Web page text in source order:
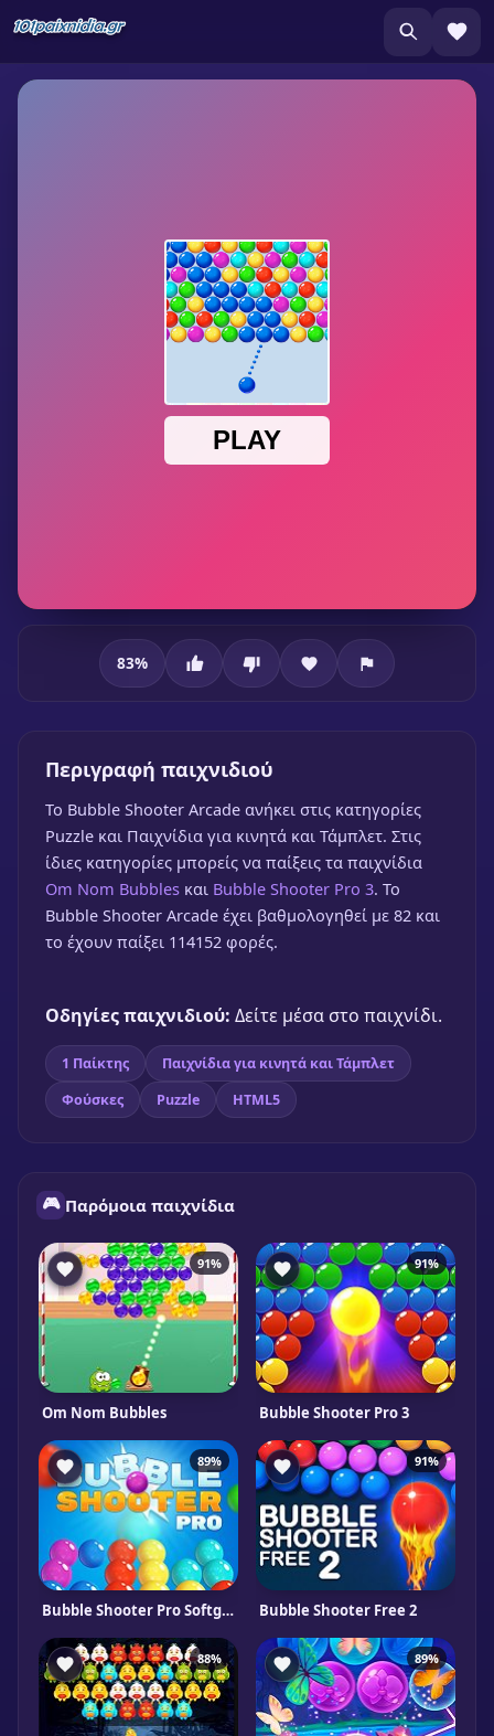
Bubble Shooter Arcade
★83% 🎮 1 Παίκτης
83%
Περιγραφή παιχνιδιού
To Bubble Shooter Arcade ανήκει στις κατηγορίες
Puzzle και Παιχνίδια για κινητά και Τάμπλετ. Στις
ίδιες κατηγορίες μπορείς να παίξεις τα παιχνίδια
Om Nom Bubbles και Bubble Shooter Pro 3. Το
Bubble Shooter Arcade έχει βαθμολογηθεί με 82 και
το έχουν παίξει 114152 φορές.
Οδηγίες παιχνιδιού: Δείτε μέσα στο παιχνίδι.
1 Παίκτης
Παιχνίδια για κινητά και Τάμπλετ
Φούσκες
Puzzle HTML5
🎮 Παρόμοια παιχνίδια
91%
Om Nom Bubbles
91%
Bubble Shooter Pro 3
89%
Bubble Shooter Pro Softgames
91%
Bubble Shooter Free 2
88% 89%